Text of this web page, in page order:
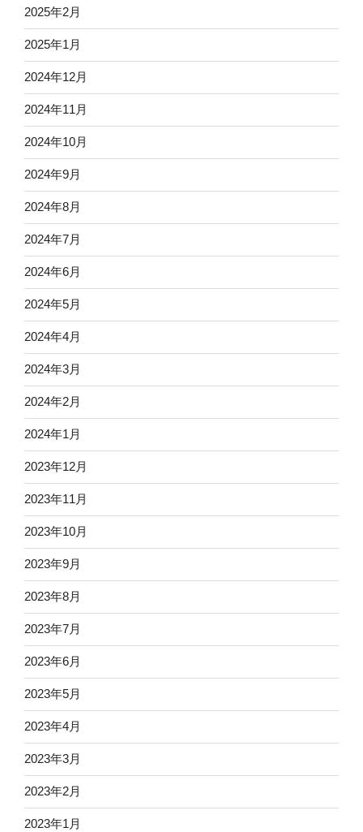
2025年2月
2025年1月
2024年12月
2024年11月
2024年10月
2024年9月
2024年8月
2024年7月
2024年6月
2024年5月
2024年4月
2024年3月
2024年2月
2024年1月
2023年12月
2023年11月
2023年10月
2023年9月
2023年8月
2023年7月
2023年6月
2023年5月
2023年4月
2023年3月
2023年2月
2023年1月